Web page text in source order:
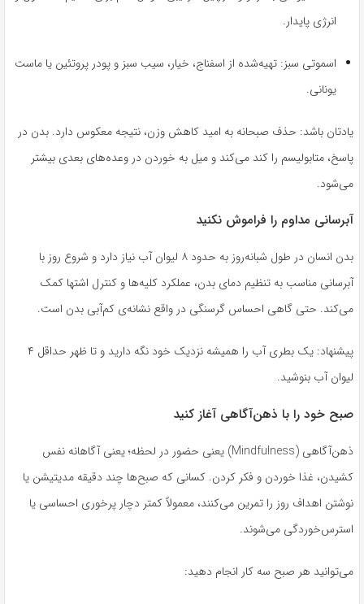
انرژی پایدار.
اسموتی سبز: تهیه‌شده از اسفناج، خیار، سیب سبز و پودر پروتئین یا ماست
یونانی.
یادتان باشد: حذف صبحانه به امید کاهش وزن، نتیجه معکوس دارد. بدن در
پاسخ، متابولیسم را کند می‌کند و میل به خوردن در وعده‌های بعدی بیشتر
می‌شود.
آبرسانی مداوم را فراموش نکنید
بدن انسان در طول شبانه‌روز به حدود ۸ لیوان آب نیاز دارد و شروع روز با
آبرسانی مناسب به تنظیم دمای بدن، عملکرد کلیه‌ها و کنترل اشتها کمک
می‌کند. حتی گاهی احساس گرسنگی در واقع نشانه‌ی کم‌آبی بدن است.
پیشنهاد: یک بطری آب را همیشه نزدیک خود نگه دارید و تا ظهر حداقل ۴
لیوان آب بنوشید.
صبح خود را با ذهن‌آگاهی آغاز کنید
ذهن‌آگاهی (Mindfulness) یعنی حضور در لحظه؛ یعنی آگاهانه نفس
کشیدن، غذا خوردن و فکر کردن. کسانی که صبح‌ها چند دقیقه مدیتیشن یا
نوشتن اهداف روز را تمرین می‌کنند، معمولاً کمتر دچار پرخوری احساسی یا
استرس‌خوردگی می‌شوند.
می‌توانید هر صبح سه کار انجام دهید: